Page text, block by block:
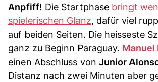
Anpfiff! Die Startphase bringt
spielerischen Glanz, dafür viel
auf beiden Seiten. Die heisseste
ganz zu Beginn Paraguay. Manuel
einen Abschluss von Junior
Distanz nach zwei Minuten aber